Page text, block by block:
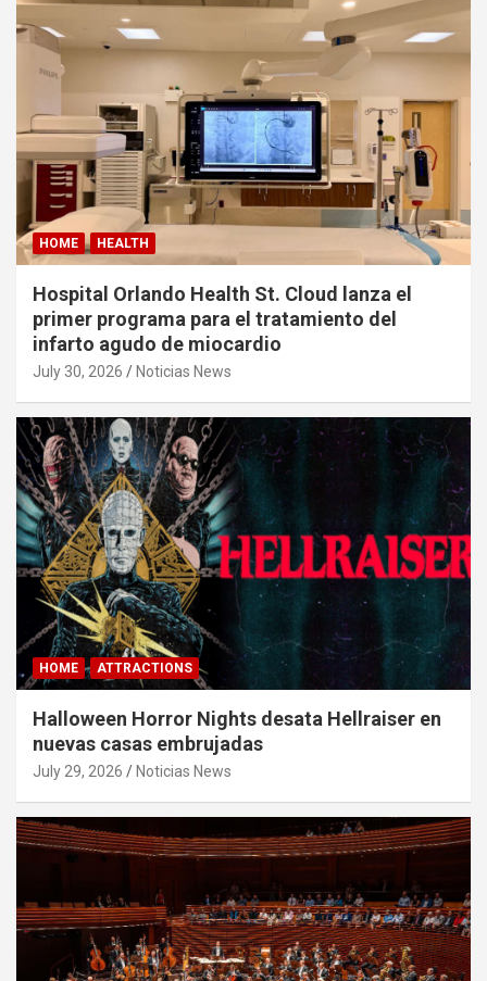
HOME HEALTH
Hospital Orlando Health St. Cloud lanza el
primer programa para el tratamiento del
infarto agudo de miocardio
July 30, 2026 Noticias News
HOME ATTRACTIONS
Halloween Horror Nights desata Hellraiser en
nuevas casas embrujadas
July 29, 2026 Noticias News